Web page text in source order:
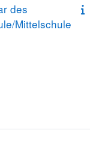
des
Mittelschule